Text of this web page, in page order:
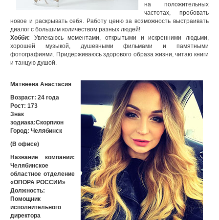
на положительных
частотах, пробовать
новое и раскрывать себя. Работу ценю за возможность выстраивать
диалог с большим количеством разных людей!
Хобби: Увлекаюсь моментами, открытыми и искренними людьми,
хорошей музыкой, душевными фильмами и памятными
фотографиями. Придерживаюсь здорового образа жизни, читаю книги
и танцую душой.
Матвеева Анастасия
Возраст: 24 года
Рост: 173
Знак
зодиака:Скорпион
Город: Челябинск
(В офисе)
Название компании:
Челябинское
областное отделение
«ОПОРА РОССИИ»
Должность:
Помощник
исполнительного
директора